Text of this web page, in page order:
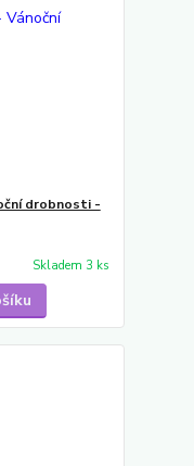
drobnosti -
Skladem 3 ks